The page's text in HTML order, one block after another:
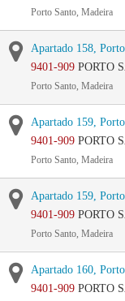
Porto Santo, Madeira
Apartado 158,
9401-909 PORTO
Porto Santo, Madeira
Apartado 159,
9401-909 PORTO
Porto Santo, Madeira
Apartado 159,
9401-909 PORTO
Porto Santo, Madeira
Apartado 160,
9401-909 PORTO